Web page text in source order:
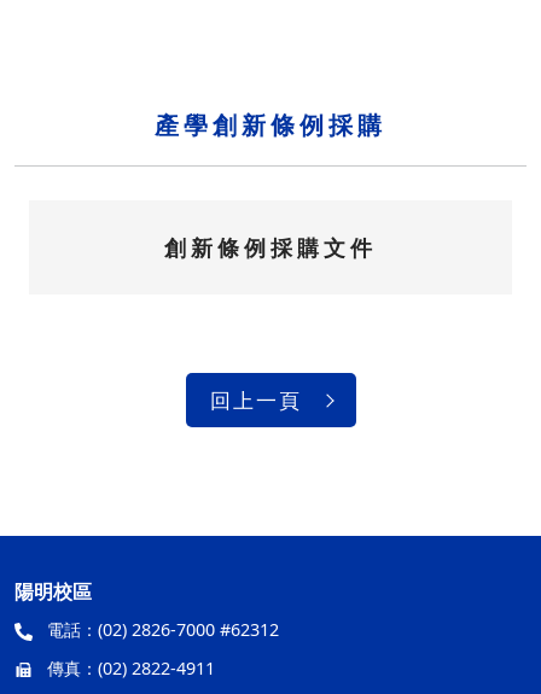
產學創新條例採購
創新條例採購文件
回上一頁
陽明校區
電話： (02) 2826-7000 #62312
傳真： (02) 2822-4911